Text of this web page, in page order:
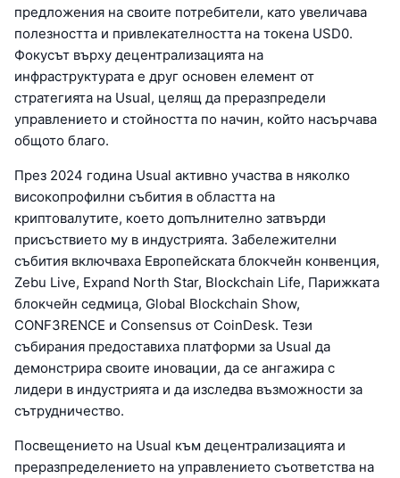
предложения на своите потребители, като увеличава
полезността и привлекателността на токена USD0.
Фокусът върху децентрализацията на
инфраструктурата е друг основен елемент от
стратегията на Usual, целящ да преразпредели
управлението и стойността по начин, който насърчава
общото благо.
През 2024 година Usual активно участва в няколко
високопрофилни събития в областта на
криптовалутите, което допълнително затвърди
присъствието му в индустрията. Забележителни
събития включваха Европейската блокчейн конвенция,
Zebu Live, Expand North Star, Blockchain Life, Парижката
блокчейн седмица, Global Blockchain Show,
CONF3RENCE и Consensus от CoinDesk. Тези
събирания предоставиха платформи за Usual да
демонстрира своите иновации, да се ангажира с
лидери в индустрията и да изследва възможности за
сътрудничество.
Посвещението на Usual към децентрализацията и
преразпределението на управлението съответства на